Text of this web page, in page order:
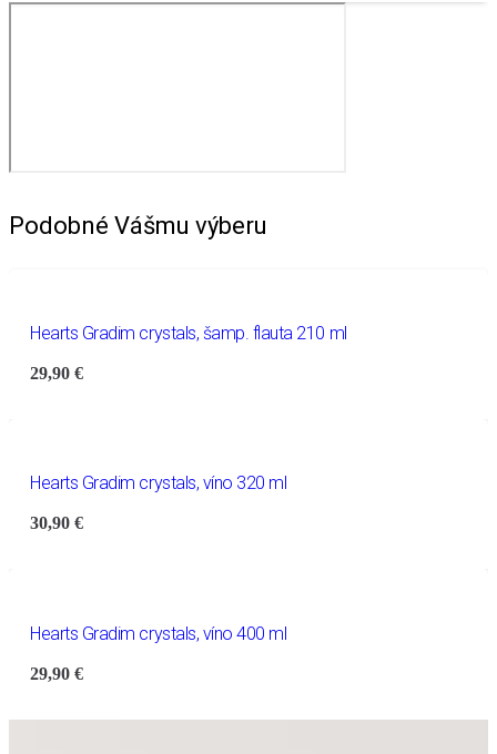
Podobné Vášmu výberu
Hearts Gradim crystals, šamp. flauta 210 ml
29,90€
Hearts Gradim crystals, víno 320 ml
30,90€
Hearts Gradim crystals, víno 400 ml
29,90€